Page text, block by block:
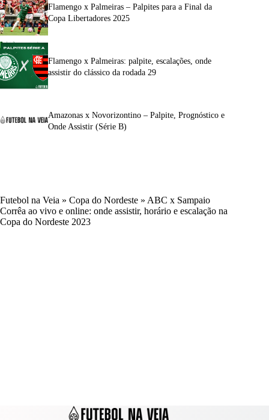
Flamengo x Palmeiras – Palpites para a Final da
Copa Libertadores 2025
Flamengo x Palmeiras: palpite, escalações, onde
assistir do clássico da rodada 29
Amazonas x Novorizontino – Palpite, Prognóstico e
Onde Assistir (Série B)
Futebol na Veia » Copa do Nordeste » ABC x Sampaio
Corrêa ao vivo e online: onde assistir, horário e escalação na
Copa do Nordeste 2023